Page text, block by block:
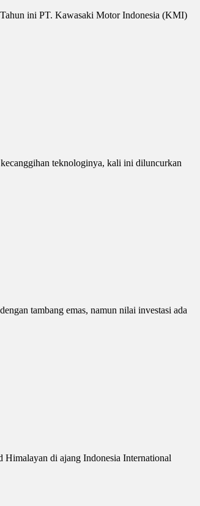
ini PT. Kawasaki Motor Indonesia (KMI)
teknologinya, kali ini diluncurkan
tambang emas, namun nilai investasi ada
di ajang Indonesia International